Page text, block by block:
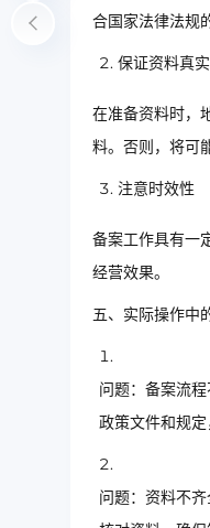
合国家法律法规
保证资料真
在准备资料时，
料。否则，将可
注意时效性
备案工作具有一
经营效果。
五、实际操作中
问题：备案流
政策文件和规定
问题：资料不